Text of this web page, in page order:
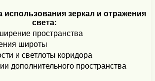
использования зеркал и отражения
света:
пространства
широты
и светлоты коридора
дополнительного пространства